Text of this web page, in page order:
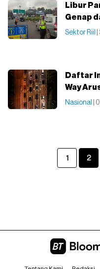
Libur
Genap
Sektor Riil
Daftar
Way
Nasional |
1 2